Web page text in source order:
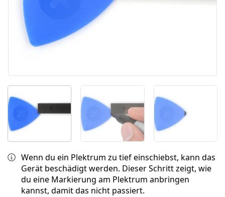
Wenn du ein Plektrum zu tief einschiebst, kann das
Gerät beschädigt werden. Dieser Schritt zeigt, wie
du eine Markierung am Plektrum anbringen
kannst, damit das nicht passiert.